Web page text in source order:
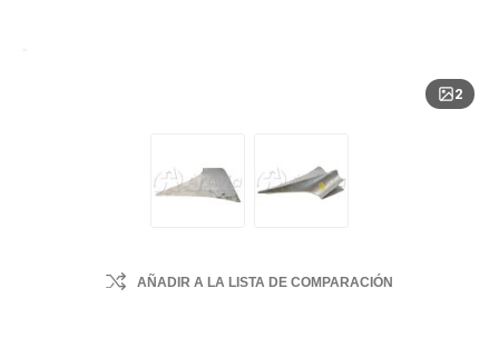
2
AÑADIR A LA LISTA DE COMPARACIÓN